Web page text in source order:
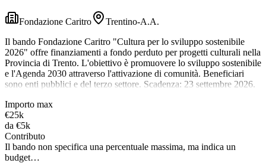
Fondazione Caritro
Trentino-A.A.
Il bando Fondazione Caritro "Cultura per lo sviluppo sostenibile
2026" offre finanziamenti a fondo perduto per progetti culturali nella
Provincia di Trento. L'obiettivo è promuovere lo sviluppo sostenibile
e l'Agenda 2030 attraverso l'attivazione di comunità. Beneficiari
sono enti pubblici e del terzo settore. Scadenza: 23 settembre 2026.
Importo max
€25k
da €5k
Contributo
Il bando non specifica una percentuale massima, ma indica un
budget…